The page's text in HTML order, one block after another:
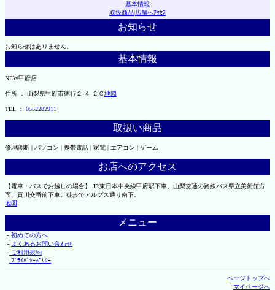
基本情報
取扱商品|店舗へｱｸｾｽ
お知らせ
お知らせはありません。
基本情報
NEW甲府店
住所 ： 山梨県甲府市徳行２-４-２０地図
TEL ： 0552282911
取扱い商品
修理診断 | パソコン | 携帯電話 | 家電 | エアコン | ゲーム
お店へのアクセス
【電車・バスでお越しの場合】 JR東日本中央線甲府駅下車。山梨交通の路線バス県立美術館方
面、貢川交番前下車。徒歩でアルプス通り南下。
地図
メニュー
├初めての方へ
├ よくあるお問い合わせ
├ご利用規約
└ﾌﾟﾗｲﾊﾞｼｰﾎﾟﾘｼｰ
ページトップへ
マイページへ